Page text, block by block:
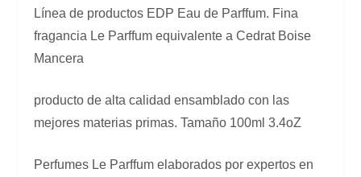
Línea de productos EDP Eau de Parffum. Fina
fragancia Le Parffum equivalente a Cedrat Boise
Mancera
producto de alta calidad ensamblado con las
mejores materias primas. Tamaño 100ml 3.4oZ
Perfumes Le Parffum elaborados por expertos en